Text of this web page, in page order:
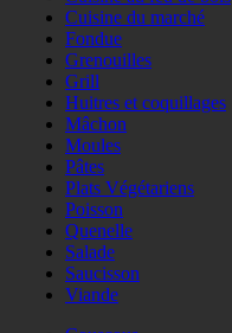
Cuisine du marché
Fondue
Grenouilles
Grill
Huitres et coquillages
Mâchon
Moules
Pâtes
Plats Végétariens
Poisson
Quenelle
Salade
Saucisson
Viande